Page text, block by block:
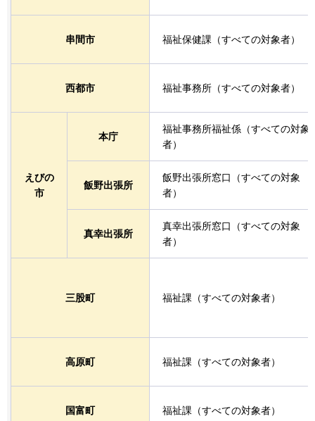
串間市 福祉保健課（すべての対象者）
西都市 福祉事務所（すべての対象者）
えびの
市
本庁
福祉事務所福祉係（すべての対象
者）
飯野出張所
飯野出張所窓口（すべての対象
者）
真幸出張所
真幸出張所窓口（すべての対象
者）
三股町 福祉課（すべての対象者）
高原町 福祉課（すべての対象者）
国富町 福祉課（すべての対象者）